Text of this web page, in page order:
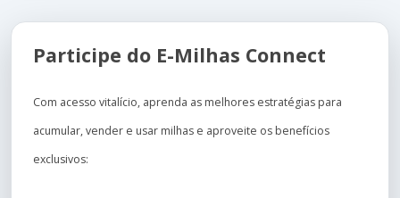
Participe do E-Milhas Connect
Com acesso vitalício, aprenda as melhores estratégias para
acumular, vender e usar milhas e aproveite os benefícios
exclusivos: